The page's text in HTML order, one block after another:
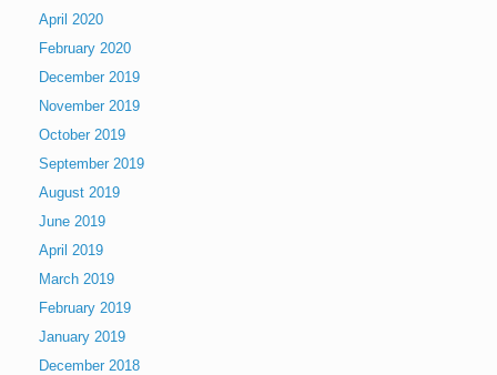
April 2020
February 2020
December 2019
November 2019
October 2019
September 2019
August 2019
June 2019
April 2019
March 2019
February 2019
January 2019
December 2018